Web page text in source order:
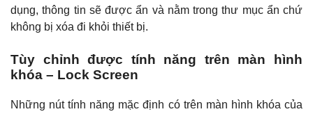
dụng, thông tin sẽ được ẩn và nằm trong thư mục ẩn chứ
không bị xóa đi khỏi thiết bị.
Tùy chỉnh được tính năng trên màn hình
khóa – Lock Screen
Những nút tính năng mặc định có trên màn hình khóa của